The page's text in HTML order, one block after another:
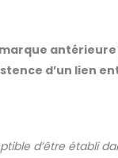
d’un lien
d’être établi